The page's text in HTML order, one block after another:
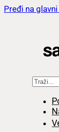
Pređi na
Pretraga